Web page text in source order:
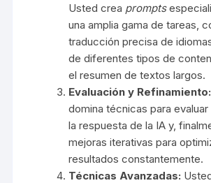
Usted crea prompts
una amplia gama de tareas,
traducción precisa de
de diferentes tipos de
el resumen de textos largos.
Evaluación y Refinamiento:
domina técnicas para
la respuesta de la IA y,
mejoras iterativas para
resultados constantemente.
Técnicas Avanzadas: